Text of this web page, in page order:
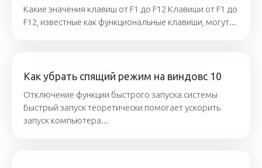
Какие значения клавиш от F1 до F12 Клавиши от F1 до
F12, известные как функциональные клавиши, могут...
Как убрать спящий режим на виндовс 10
Отключение функции быстрого запуска системы
Быстрый запуск теоретически помогает ускорить
запуск компьютера...